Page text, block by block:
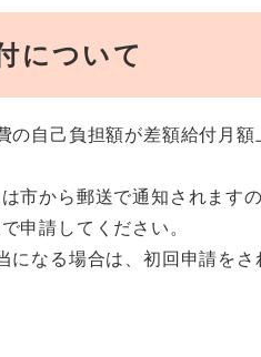
について
自己負担額が差額給付月額
市から郵送で通知されます
申請してください。
なる場合は、初回申請を